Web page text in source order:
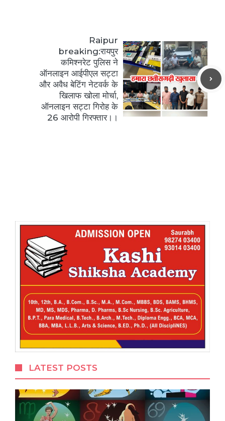
Raipur
breaking:रायपुर
कमिश्नरेट पुलिस ने
ऑनलाइन आईपीएल सट्टा
और अवैध बेटिंग नेटवर्क के
खिलाफ खोला मोर्चा,
ऑनलाइन सट्टा गिरोह के
26 आरोपी गिरफ्तार।।
LATEST POSTS